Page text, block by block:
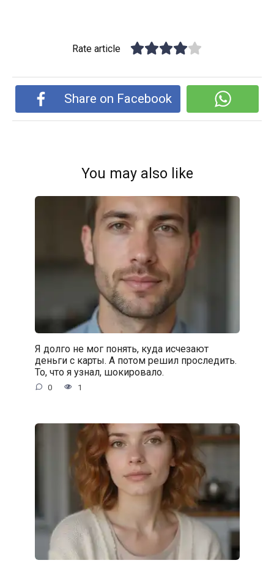
Rate article
Share on Facebook
You may also like
Я долго не мог понять, куда исчезают
деньги с карты. А потом решил проследить.
То, что я узнал, шокировало.
0 1